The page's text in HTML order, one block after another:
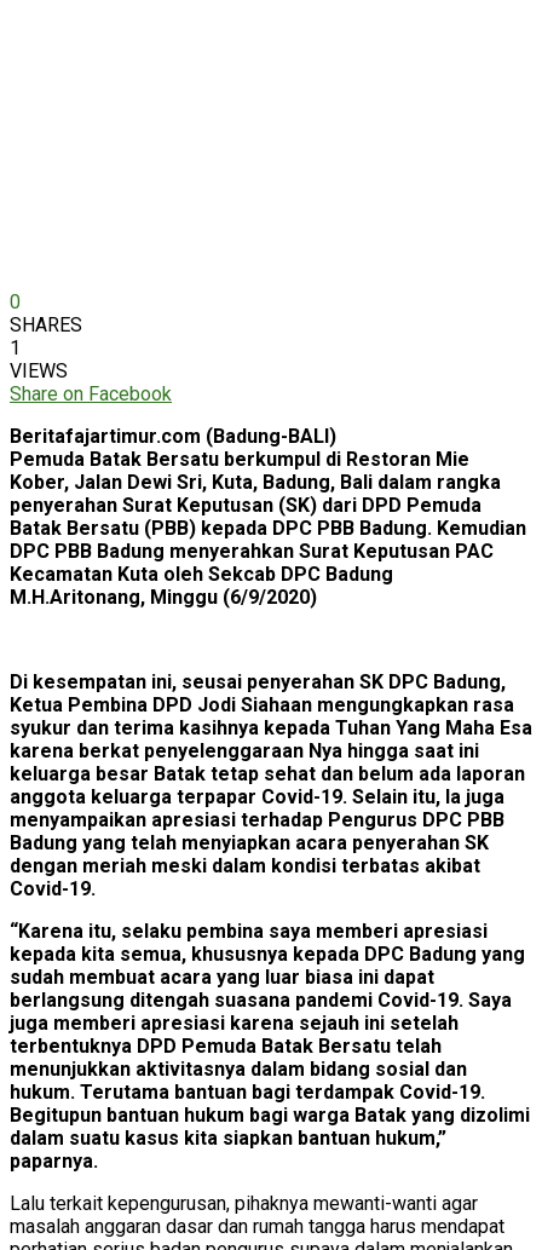
0
SHARES
1
VIEWS
Share on Facebook
Beritafajartimur.com (Badung-BALI)
Pemuda Batak Bersatu berkumpul di Restoran Mie
Kober, Jalan Dewi Sri, Kuta, Badung, Bali dalam rangka
penyerahan Surat Keputusan (SK) dari DPD Pemuda
Batak Bersatu (PBB) kepada DPC PBB Badung. Kemudian
DPC PBB Badung menyerahkan Surat Keputusan PAC
Kecamatan Kuta oleh Sekcab DPC Badung
M.H.Aritonang, Minggu (6/9/2020)
Di kesempatan ini, seusai penyerahan SK DPC Badung,
Ketua Pembina DPD Jodi Siahaan mengungkapkan rasa
syukur dan terima kasihnya kepada Tuhan Yang Maha Esa
karena berkat penyelenggaraan Nya hingga saat ini
keluarga besar Batak tetap sehat dan belum ada laporan
anggota keluarga terpapar Covid-19. Selain itu, Ia juga
menyampaikan apresiasi terhadap Pengurus DPC PBB
Badung yang telah menyiapkan acara penyerahan SK
dengan meriah meski dalam kondisi terbatas akibat
Covid-19.
“Karena itu, selaku pembina saya memberi apresiasi
kepada kita semua, khususnya kepada DPC Badung yang
sudah membuat acara yang luar biasa ini dapat
berlangsung ditengah suasana pandemi Covid-19. Saya
juga memberi apresiasi karena sejauh ini setelah
terbentuknya DPD Pemuda Batak Bersatu telah
menunjukkan aktivitasnya dalam bidang sosial dan
hukum. Terutama bantuan bagi terdampak Covid-19.
Begitupun bantuan hukum bagi warga Batak yang dizolimi
dalam suatu kasus kita siapkan bantuan hukum,”
paparnya.
Lalu terkait kepengurusan, pihaknya mewanti-wanti agar
masalah anggaran dasar dan rumah tangga harus mendapat